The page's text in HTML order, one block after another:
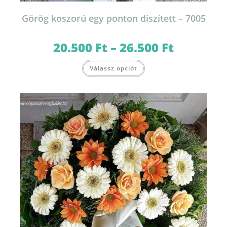
Görög koszorú egy ponton díszített – 7005
20.500 Ft–26.500 Ft20.500 Ft
Válassz opciót a
van.
A
változatok
a
termékoldalon
választhatók
ki